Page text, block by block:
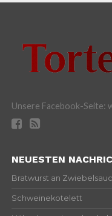
Unsere Facebook-Seite:
NEUESTEN
Bratwurst an
Schweinekotelett